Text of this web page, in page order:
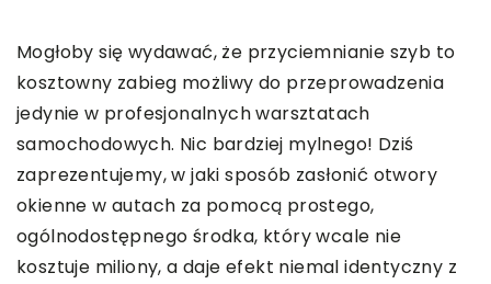
Mogłoby się wydawać, że przyciemnianie szyb to
kosztowny zabieg możliwy do przeprowadzenia
jedynie w profesjonalnych warsztatach
samochodowych. Nic bardziej mylnego! Dziś
zaprezentujemy, w jaki sposób zasłonić otwory
okienne w autach za pomocą prostego,
ogólnodostępnego środka, który wcale nie
kosztuje miliony, a daje efekt niemal identyczny z